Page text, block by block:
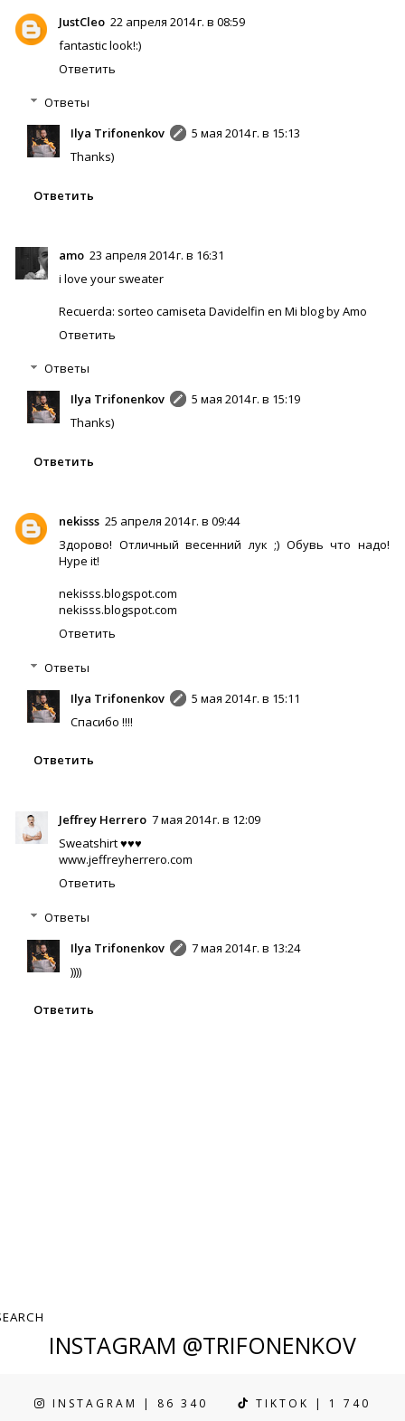
JustCleo 22 апреля 2014 г. в 08:59
fantastic look!:)
Ответить
Ответы
Ilya Trifonenkov
5 мая 2014 г. в 15:13
Thanks)
Ответить
amo 23 апреля 2014 г. в 16:31
i love your sweater
Recuerda: sorteo camiseta Davidelfin en Mi blog by Amo
Ответить
Ответы
Ilya Trifonenkov
5 мая 2014 г. в 15:19
Thanks)
Ответить
nekisss 25 апреля 2014 г. в 09:44
Здорово! Отличный весенний лук ;) Обувь что надо!
Hype it!
nekisss.blogspot.com
nekisss.blogspot.com
Ответить
Ответы
Ilya Trifonenkov
5 мая 2014 г. в 15:11
Спасибо !!!!
Ответить
Jeffrey Herrero 7 мая 2014 г. в 12:09
Sweatshirt ♥♥♥
www.jeffreyherrero.com
Ответить
Ответы
Ilya Trifonenkov
7 мая 2014 г. в 13:24
))))
Ответить
INSTAGRAM @TRIFONENKOV
INSTAGRAM | 86 340 TIKTOK | 1 740